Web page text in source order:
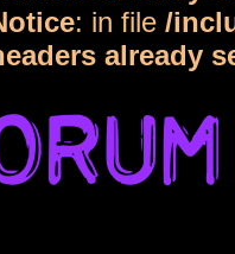
: in file /
already